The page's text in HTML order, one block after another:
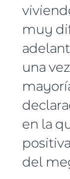
muy
una
en la
del